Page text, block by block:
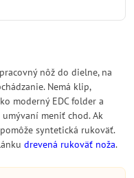
nôž do dielne, na
Nemá klip,
moderný EDC folder a
meniť chod. Ak
syntetická rukoväť.
drevená rukoväť noža.